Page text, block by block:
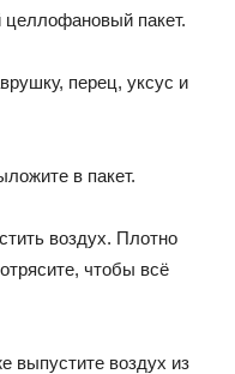
пакет.
перец, уксус и
в пакет.
воздух. Плотно
чтобы всё
выпустите воздух из